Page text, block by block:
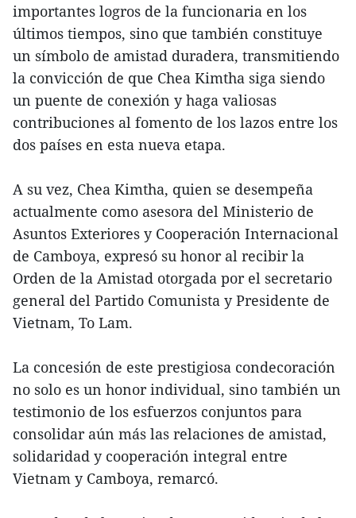
importantes logros de la funcionaria en los
últimos tiempos, sino que también constituye
un símbolo de amistad duradera, transmitiendo
la convicción de que Chea Kimtha siga siendo
un puente de conexión y haga valiosas
contribuciones al fomento de los lazos entre los
dos países en esta nueva etapa.
A su vez, Chea Kimtha, quien se desempeña
actualmente como asesora del Ministerio de
Asuntos Exteriores y Cooperación Internacional
de Camboya, expresó su honor al recibir la
Orden de la Amistad otorgada por el secretario
general del Partido Comunista y Presidente de
Vietnam, To Lam.
La concesión de este prestigiosa condecoración
no solo es un honor individual, sino también un
testimonio de los esfuerzos conjuntos para
consolidar aún más las relaciones de amistad,
solidaridad y cooperación integral entre
Vietnam y Camboya, remarcó.